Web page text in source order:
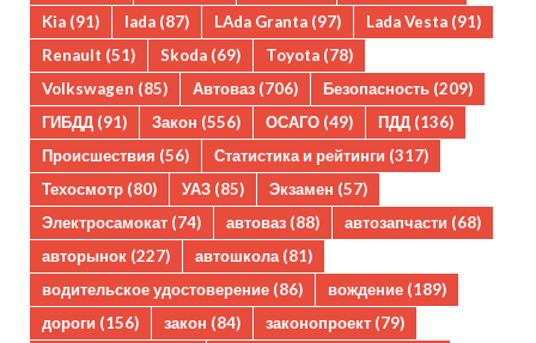
Kia (91) lada (87) LAda Granta (97) Lada Vesta (91)
Renault (51) Skoda (69) Toyota (78)
Volkswagen (85) Автоваз (706) Безопасность (209)
ГИБДД (91) Закон (556) ОСАГО (49) ПДД (136)
Происшествия (56) Статистика и рейтинги (317)
Техосмотр (80) УАЗ (85) Экзамен (57)
Электросамокат (74) автоваз (88) автозапчасти (68)
авторынок (227) автошкола(81)
водительское удостоверение (86) вождение (189)
дороги (156) закон (84) законопроект (79)